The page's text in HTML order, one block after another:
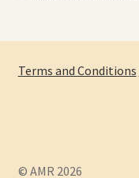
Terms and Conditions
© AMR 2026